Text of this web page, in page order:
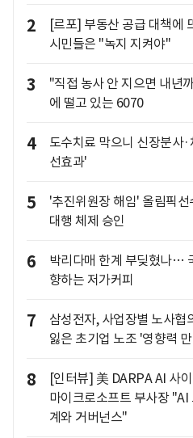
2
[르포] 부동산 공급 대책에
시민들은 "녹지 지켜야"
3
"직접 농사 안 지으면 내년
에 떨고 있는 6070
4
도수치료 막으니 신장분사
선효과'
5
'추진위원장 해임' 올림픽
대행 체제 승인
6
박리다매 한계 부딪혔나…
향하는 저가커피
7
삼성전자, 사업장별 노사
잃은 초기업 노조 '영향력
8
[인터뷰] 美 DARPA AI 사
마이크로소프트 부사장 "AI
계와 거버넌스"